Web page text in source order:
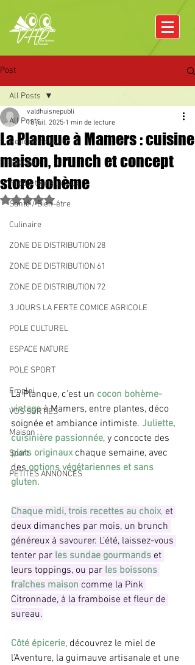
Post
All Posts
Rencontre avec
Pâques
Producteurs locaux
Santé / Bien-être
Culinaire
ZONE DE DISTRIBUTION 28
ZONE DE DISTRIBUTION 61
ZONE DE DISTRIBUTION 72
3 JOURS LA FERTE COMICE AGRICOLE
POLE CULTUREL
ESPACE NATURE
POLE SPORT
Emploi
VOS SORTIES
Maison
Sport
PETITES ANNONCES
All Posts
La Planque à Mamers : cuisine
maison, brunch et concept
store bohème
valdhuisnepubli
18 juil. 2025 1 min de lecture
Noté NaN étoiles sur 5.
La Planque, c’est un cocon bohème-
vintage à Mamers, entre plantes, déco
soignée et ambiance intimiste. Juliette,
cuisinière passionnée, y concocte des
plats originaux chaque semaine, avec
des options végétariennes et sans
gluten.
Chaque midi, trois recettes au choix, et
deux dimanches par mois, un brunch
généreux à savourer. L’été, laissez-vous
tenter par les sundae gourmands et
leurs toppings, ou par les boissons
fraîches maison comme la Pink
Citronnade, à la framboise et fleur de
sureau.
Côté épicerie, découvrez le miel de
l’Aventure, la guimauve artisanale et une